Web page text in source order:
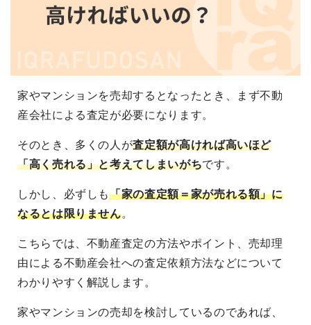
家やマンションを売却するとなったとき、まず不動
産会社による査定が必要になります。
そのとき、多くの人が査定額が高ければ高いほど
「高く売れる」と考えてしまいがちです。
しかし、必ずしも「家の査定額＝家が売れる額」に
なるとは限りません。
こちらでは、不動産査定の方法やポイント、売却理
由による不動産会社への査定依頼方法などについて
わかりやすく解説します。
家やマンションの売却を検討しているのであれば、